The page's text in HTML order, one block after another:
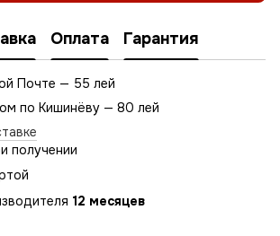
Оплата Гарантия
Почте — 55 лей
по Кишинёву — 80 лей
получении
12 месяцев